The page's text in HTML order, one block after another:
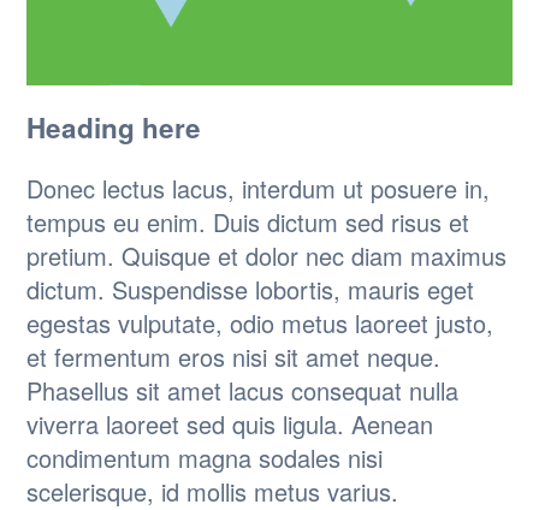
Heading here
Donec lectus lacus, interdum ut posuere in,
tempus eu enim. Duis dictum sed risus et
pretium. Quisque et dolor nec diam maximus
dictum. Suspendisse lobortis, mauris eget
egestas vulputate, odio metus laoreet justo,
et fermentum eros nisi sit amet neque.
Phasellus sit amet lacus consequat nulla
viverra laoreet sed quis ligula. Aenean
condimentum magna sodales nisi
scelerisque, id mollis metus varius.